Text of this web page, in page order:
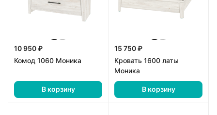
10 950 ₽
Комод 1060 Моника
В корзину
15 750 ₽
Кровать 1600 латы
Моника
В корзину